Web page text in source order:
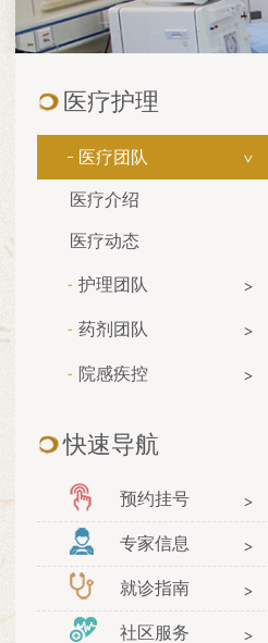
医疗护理
医疗团队
医疗介绍
医疗动态
护理团队
药剂团队
院感疾控
快速导航
预约挂号
专家信息
就诊指南
社区服务